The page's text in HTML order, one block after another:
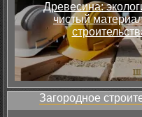
Древесина:
чистый
Загородное